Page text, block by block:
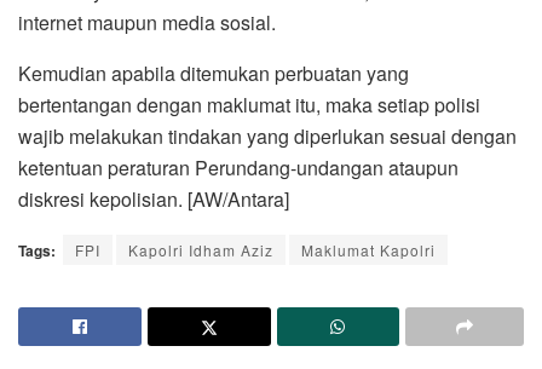
internet maupun media sosial.
Kemudian apabila ditemukan perbuatan yang
bertentangan dengan maklumat itu, maka setiap polisi
wajib melakukan tindakan yang diperlukan sesuai dengan
ketentuan peraturan Perundang-undangan ataupun
diskresi kepolisian. [AW/Antara]
Tags: FPI Kapolri Idham Aziz Maklumat Kapolri